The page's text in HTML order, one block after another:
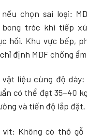
chọn sai loại:
tróc khi tiếp
hồi. Khu vực bếp,
định MDF chống
liệu cùng độ dày:
có thể đạt 35–40
và tiến độ lắp đặt.
Không có thớ